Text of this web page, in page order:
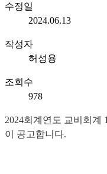
수정일
2024.06.13
작성자
허성용
조회수
978
2024회계연도 교비회계
이 공고합니다.